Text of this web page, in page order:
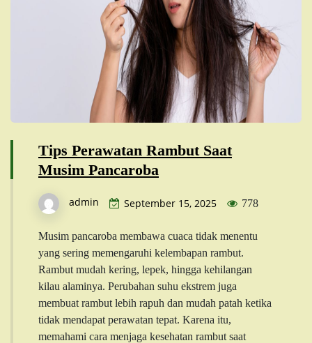
Tips Perawatan Rambut Saat
Musim Pancaroba
admin September 15, 2025 778
Musim pancaroba membawa cuaca tidak menentu
yang sering memengaruhi kelembapan rambut.
Rambut mudah kering, lepek, hingga kehilangan
kilau alaminya. Perubahan suhu ekstrem juga
membuat rambut lebih rapuh dan mudah patah ketika
tidak mendapat perawatan tepat. Karena itu,
memahami cara menjaga kesehatan rambut saat